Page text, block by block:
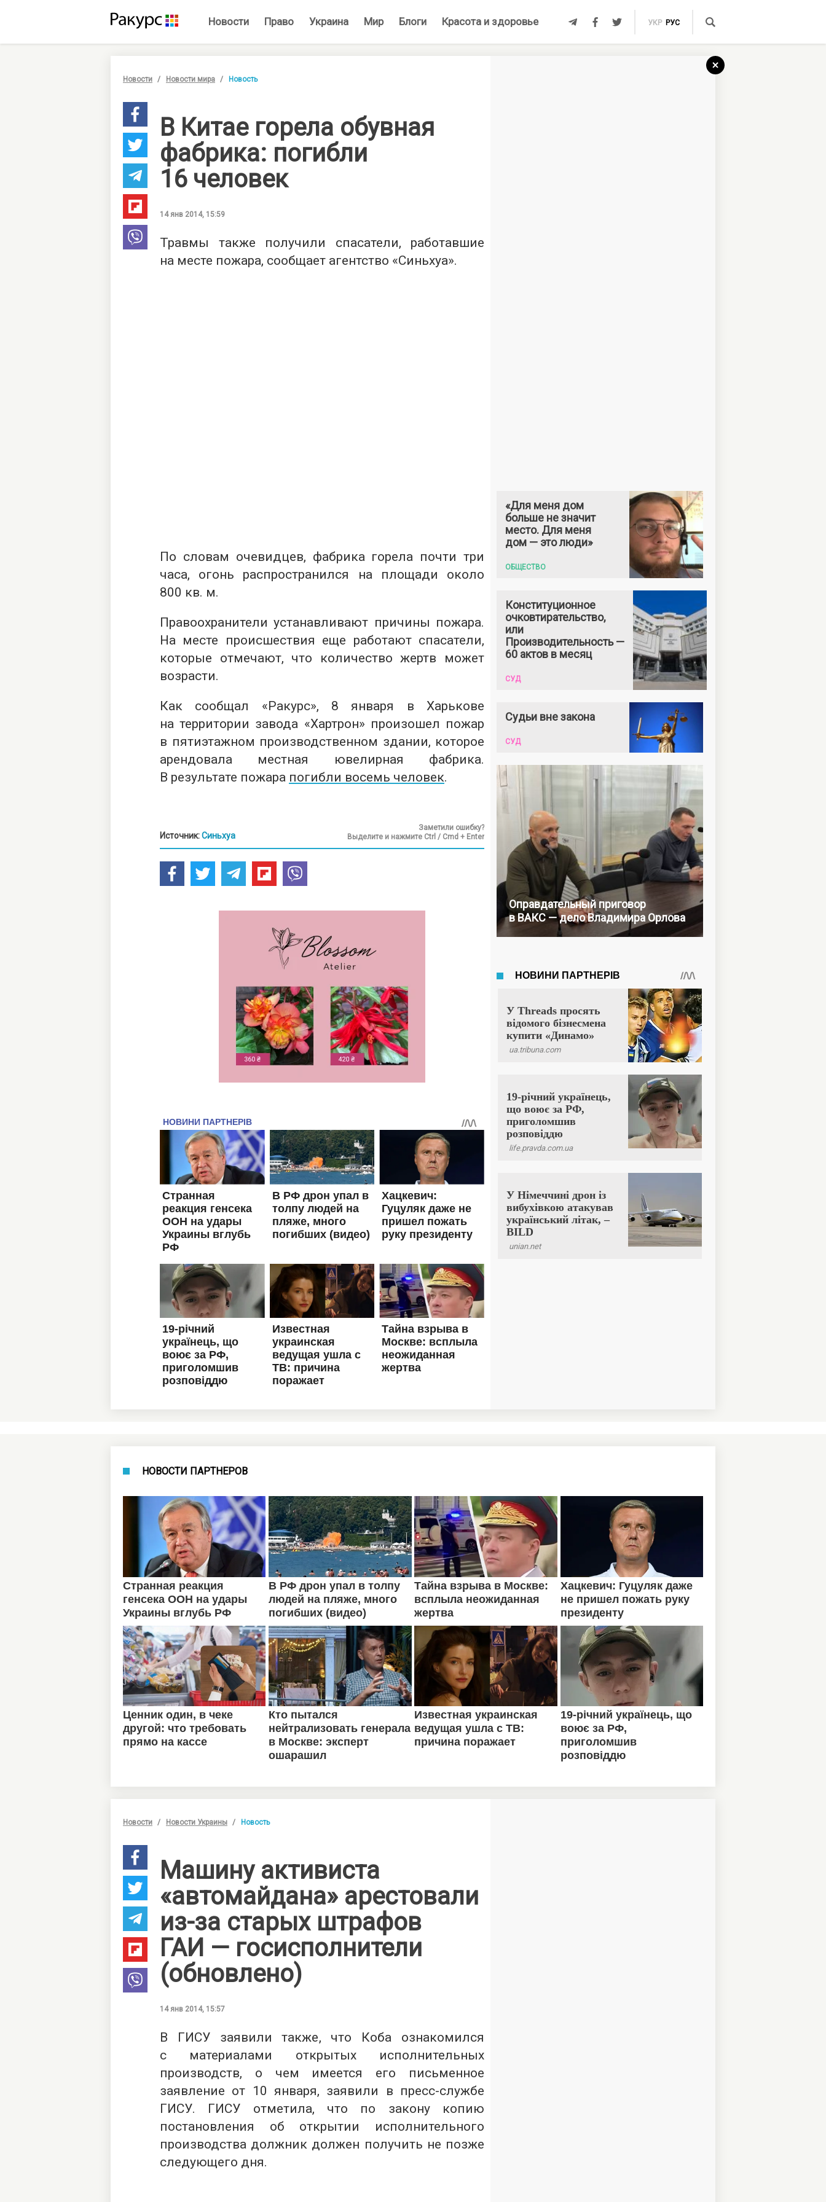
Новости Право Украина Мир Блоги Красота и здоровье УКР РУС
Новости Новости мира Новость
В Китае горела обувная
фабрика: погибли
16 человек
14 янв 2014, 15:59
Травмы также получили спасатели, работавшие
на месте пожара, сообщает агентство «Синьхуа».
По словам очевидцев, фабрика горела почти три
часа, огонь распространился на площади около
800 кв. м.
Правоохранители устанавливают причины пожара.
На месте происшествия еще работают спасатели,
которые отмечают, что количество жертв может
возрасти.
Как сообщал «Ракурс», 8 января в Харькове
на территории завода «Хартрон» произошел пожар
в пятиэтажном производственном здании, которое
арендовала местная ювелирная фабрика.
В результате пожара погибли восемь человек.
Источник:Синьхуа
Заметили ошибку?
Выделите и нажмите Ctrl / Cmd + Enter
«Для меня дом
больше не значит
место. Для меня
дом — это люди»
ОБЩЕСТВО
Конституционное
очковтирательство,
или
Производительность —
60 актов в месяц
СУД
Судьи вне закона
СУД
Оправдательный приговор
в ВАКС — дело Владимира Орлова
НОВОСТИ ПАРТНЕРОВ
Новости Новости Украины Новость
Машину активиста
«автомайдана» арестовали
из-за старых штрафов
ГАИ — госисполнители
(обновлено)
14 янв 2014, 15:57
В ГИСУ заявили также, что Коба ознакомился
с материалами открытых исполнительных
производств, о чем имеется его письменное
заявление от 10 января, заявили в пресс-службе
ГИСУ. ГИСУ отметила, что по закону копию
постановления об открытии исполнительного
производства должник должен получить не позже
следующего дня.